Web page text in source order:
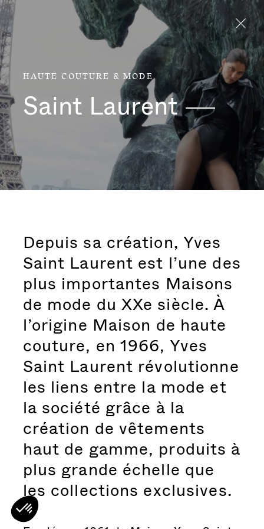
Aller directement au contenu
HAUTE COUTURE & MODE
Saint Laurent
Depuis sa création, Yves
Saint Laurent est l’une des
plus importantes Maisons
de mode du XXe siècle. À
l’origine Maison de haute
couture, en 1966, Yves
Saint Laurent révolutionne
les liens entre la mode et
la société grâce à la
création de vêtements
haut de gamme, produits à
plus grande échelle que
les collections exclusives.